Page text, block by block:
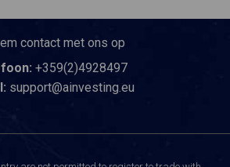
contact met ons op
+359(2)4928497
support@ainvesting.eu